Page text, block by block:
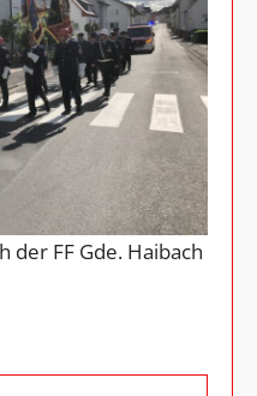
der FF Gde. Haibach